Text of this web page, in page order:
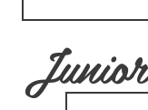
Junior